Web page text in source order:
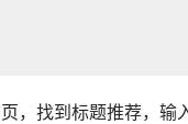
，找到标题推荐，输